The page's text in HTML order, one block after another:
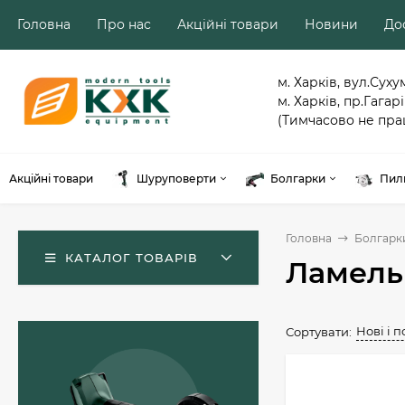
Головна Про нас Акційні товари Новини
м. Харків,
м. Харків,
(Тимчасово не
Акційні товари Шуруповерти Болгарки
Головна
Сортувати: Нові і
КАТАЛОГ ТОВАРІВ
Акумуляторний